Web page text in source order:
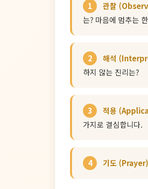
1 관찰
는? 마음에 멈추는
2 해석
하지 않는 진리는?
3 적용
가지로 결심합니다.
4 기도 (Prayer)